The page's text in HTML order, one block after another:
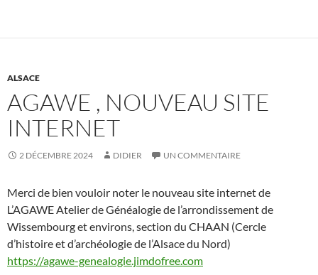
ALSACE
AGAWE , NOUVEAU SITE
INTERNET
2 DÉCEMBRE 2024 DIDIER UN COMMENTAIRE
Merci de bien vouloir noter le nouveau site internet de
L’AGAWE Atelier de Généalogie de l’arrondissement de
Wissembourg et environs, section du CHAAN (Cercle
d’histoire et d’archéologie de l’Alsace du Nord)
https://agawe-genealogie.jimdofree.com